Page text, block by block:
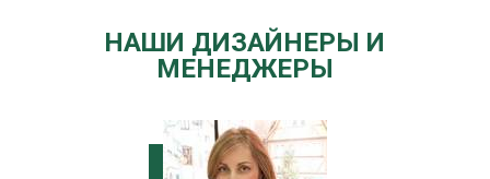
НАШИ ДИЗАЙНЕРЫ И
МЕНЕДЖЕРЫ